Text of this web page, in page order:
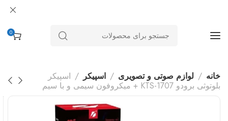
0
خانه لوازم صوتی و تصویری اسپیکر
اسپیکر
بلوتوثی برودو KTS-1707 + میکروفون سیمی و با سیم